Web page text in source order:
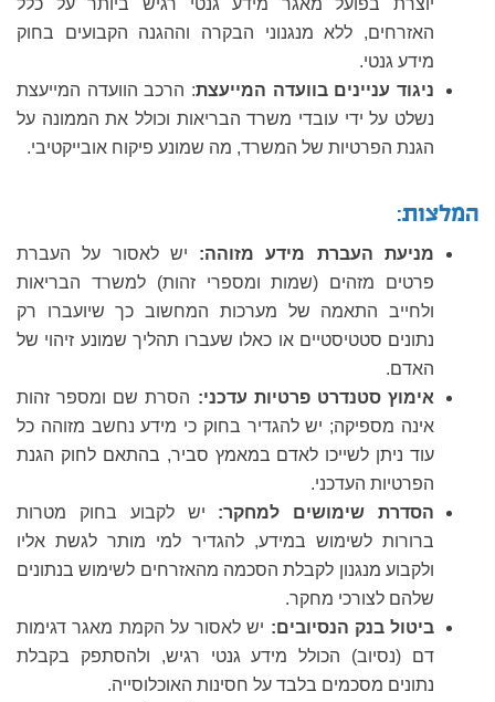
האזרחים, ללא מנגנוני הבקרה וההגנה הקבועים בחוק
מידע גנטי.
ניגוד עניינים בוועדה המייעצת: הרכב הוועדה המייעצת
נשלט על ידי עובדי משרד הבריאות וכולל את הממונה על
הגנת הפרטיות של המשרד, מה שמונע פיקוח אובייקטיבי.
המלצות:
מניעת העברת מידע מזוהה: יש לאסור על העברת
פרטים מזהים (שמות ומספרי זהות) למשרד הבריאות
ולחייב התאמה של מערכות המחשוב כך שיועברו רק
נתונים סטטיסטיים או כאלו שעברו תהליך שמונע זיהוי של
האדם.
אימוץ סטנדרט פרטיות עדכני: הסרת שם ומספר זהות
אינה מספיקה; יש להגדיר בחוק כי מידע נחשב מזוהה כל
עוד ניתן לשייכו לאדם במאמץ סביר, בהתאם לחוק הגנת
הפרטיות העדכני.
הסדרת שימושים למחקר: יש לקבוע בחוק מטרות
ברורות לשימוש במידע, להגדיר למי מותר לגשת אליו
ולקבוע מנגנון לקבלת הסכמה מהאזרחים לשימוש בנתונים
שלהם לצורכי מחקר.
ביטול בנק הנסיובים: יש לאסור על הקמת מאגר דגימות
דם (נסיוב) הכולל מידע גנטי רגיש, ולהסתפק בקבלת
נתונים מסכמים בלבד על חסינות האוכלוסייה.